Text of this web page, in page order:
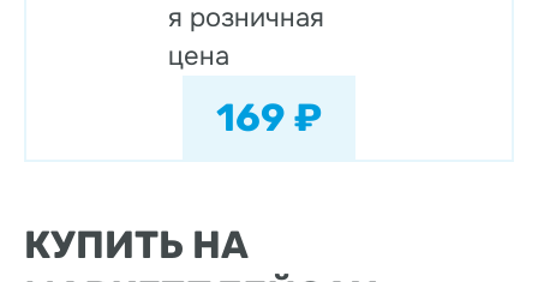
я розничная
цена
169 ₽
КУПИТЬ НА